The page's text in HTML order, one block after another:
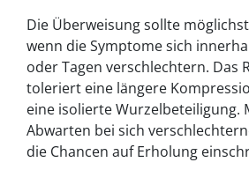
Die Überweisung sollte
wenn die Symptome sich
oder Tagen verschlechtern. Das
toleriert eine längere
eine isolierte Wurzelbeteiligung.
Abwarten bei sich
die Chancen auf Erholung